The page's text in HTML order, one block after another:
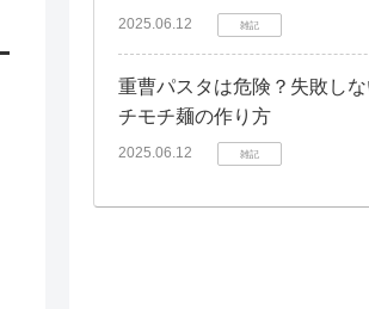
2025.06.12 雑記
重曹パスタは危険？失敗し
チモチ麺の作り方
2025.06.12 雑記